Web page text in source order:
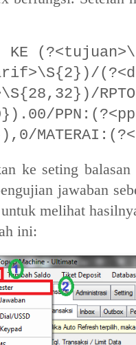
KE
ke seting
jawaban
melihat
ini: